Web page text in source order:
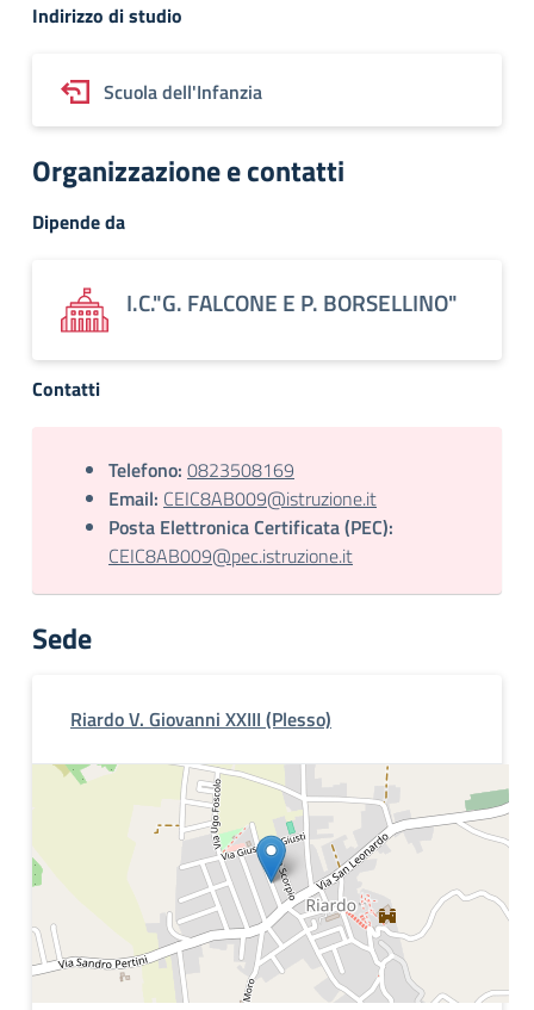
Indirizzo di studio
Scuola dell'Infanzia
Organizzazione e contatti
Dipende da
I.C."G. FALCONE E P. BORSELLINO"
Contatti
Telefono: 0823508169
Email: CEIC8AB009@istruzione.it
Posta Elettronica Certificata (PEC):
CEIC8AB009@pec.istruzione.it
Sede
Riardo V. Giovanni XXIII (Plesso)